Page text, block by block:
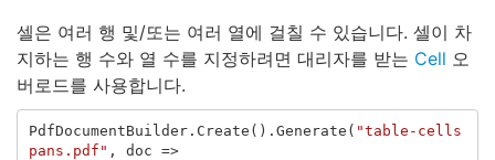
셀은 여러 행 및/또는 여러 열에 걸칠 수 있습니다. 셀이 차
지하는 행 수와 열 수를 지정하려면 대리자를 받는 Cell 오
버로드를 사용합니다.
PdfDocumentBuilder. Create (). Generate ( "table-cells
pans.pdf" , doc =>